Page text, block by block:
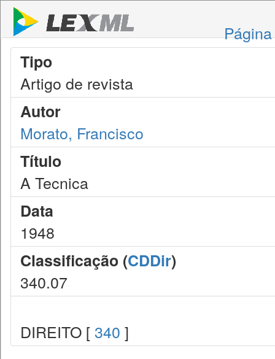
Tipo
Artigo de revista
Autor
Morato, Francisco
Título
A Tecnica
Data
1948
Classificação (CDDir)
340.07
DIREITO [ 340 ]